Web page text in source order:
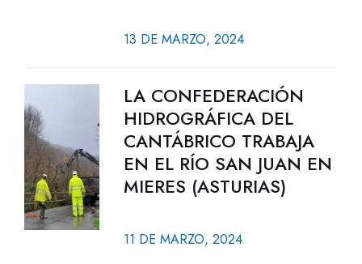
13 DE MARZO, 2024
LA CONFEDERACIÓN
HIDROGRÁFICA DEL
CANTÁBRICO TRABAJA
EN EL RÍO SAN JUAN EN
MIERES (ASTURIAS)
11 DE MARZO, 2024